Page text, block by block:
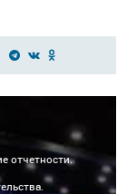
отчетности.